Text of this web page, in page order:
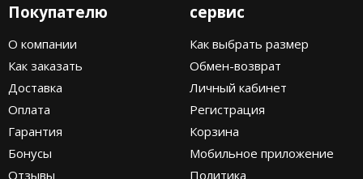
Покупателю
О компании
Как заказать
Доставка
Оплата
Гарантия
Бонусы
Отзывы
сервис
Как выбрать размер
Обмен-возврат
Личный кабинет
Регистрация
Корзина
Мобильное приложение
Политика